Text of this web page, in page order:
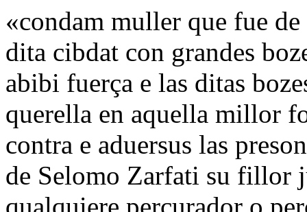
«condam muller que fue
dita cibdat con grandes
abibi fuerça e las ditas
querella en aquella millor
contra e aduersus las
de Selomo Zarfati su fillor